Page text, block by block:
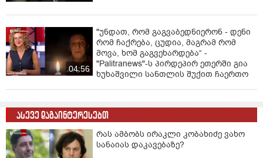
04:56
"უნდათ, რომ გაგვაბედნიერონ - დენი
რომ ჩაქრება, ცუდია, მაგრამ რომ
მოვა, ხომ გაგვეხარდება“ -
"Palitranews"-ს პირდეპირ ეთერში გია
ხუხაშვილი სანთლის შუქით ჩაერთო
ასევე დაგაინტერესებთ
რას ამბობს ირაკლი კობახიძე ვახო
სანაიას დაკავებაზე?